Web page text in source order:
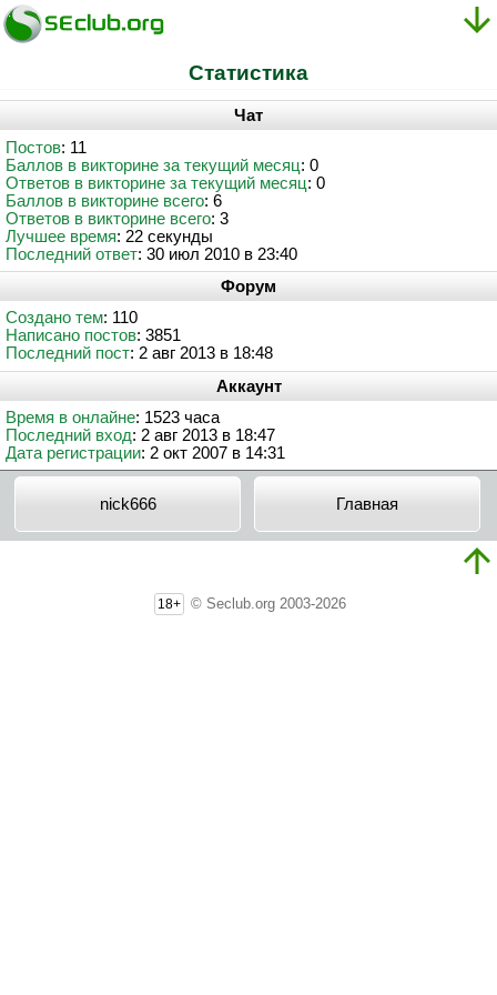
Статистика
Чат
Постов: 11
Баллов в викторине за текущий месяц: 0
Ответов в викторине за текущий месяц: 0
Баллов в викторине всего: 6
Ответов в викторине всего: 3
Лучшее время: 22 секунды
Последний ответ: 30 июл 2010 в 23:40
Форум
Создано тем: 110
Написано постов: 3851
Последний пост: 2 авг 2013 в 18:48
Аккаунт
Время в онлайне: 1523 часа
Последний вход: 2 авг 2013 в 18:47
Дата регистрации: 2 окт 2007 в 14:31
nick666 Главная
18+ © Seclub.org 2003-2026